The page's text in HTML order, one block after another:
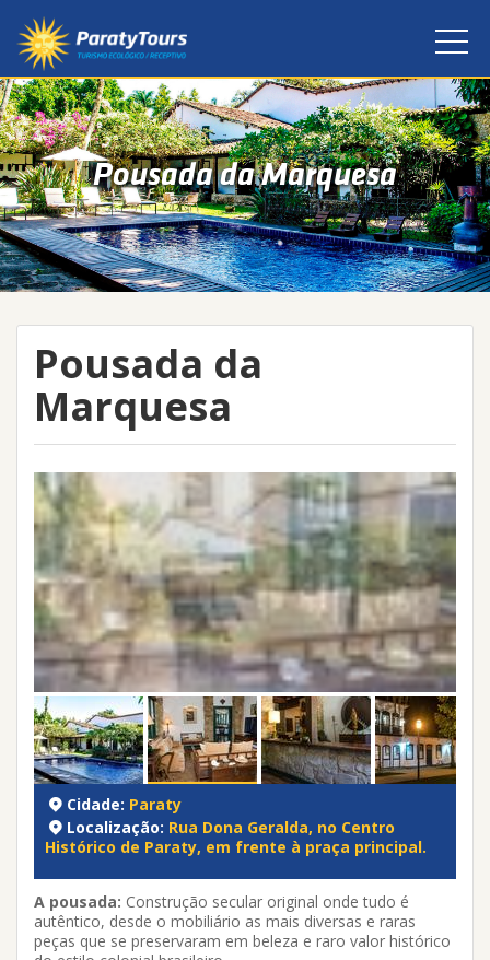
Pousada da Marquesa
Pousada da
Marquesa
Cidade: Paraty
Localização: Rua Dona Geralda, no Centro
Histórico de Paraty, em frente à praça principal.
A pousada: Construção secular original onde tudo é
autêntico, desde o mobiliário as mais diversas e raras
peças que se preservaram em beleza e raro valor histórico